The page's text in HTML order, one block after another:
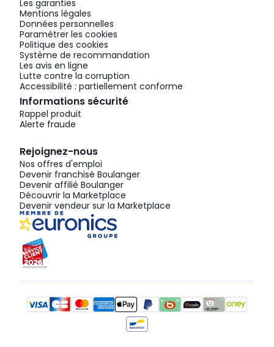
Les garanties
Mentions légales
Données personnelles
Paramétrer les cookies
Politique des cookies
Système de recommandation
Les avis en ligne
Lutte contre la corruption
Accessibilité : partiellement conforme
Informations sécurité
Rappel produit
Alerte fraude
Rejoignez-nous
Nos offres d'emploi
Devenir franchisé Boulanger
Devenir affilié Boulanger
Découvrir la Marketplace
Devenir vendeur sur la Marketplace